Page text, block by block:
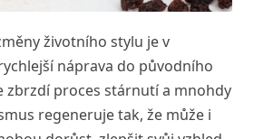
životního stylu je v
náprava do původního
zbrzdí proces stárnutí a mnohdy
regeneruje tak, že může i